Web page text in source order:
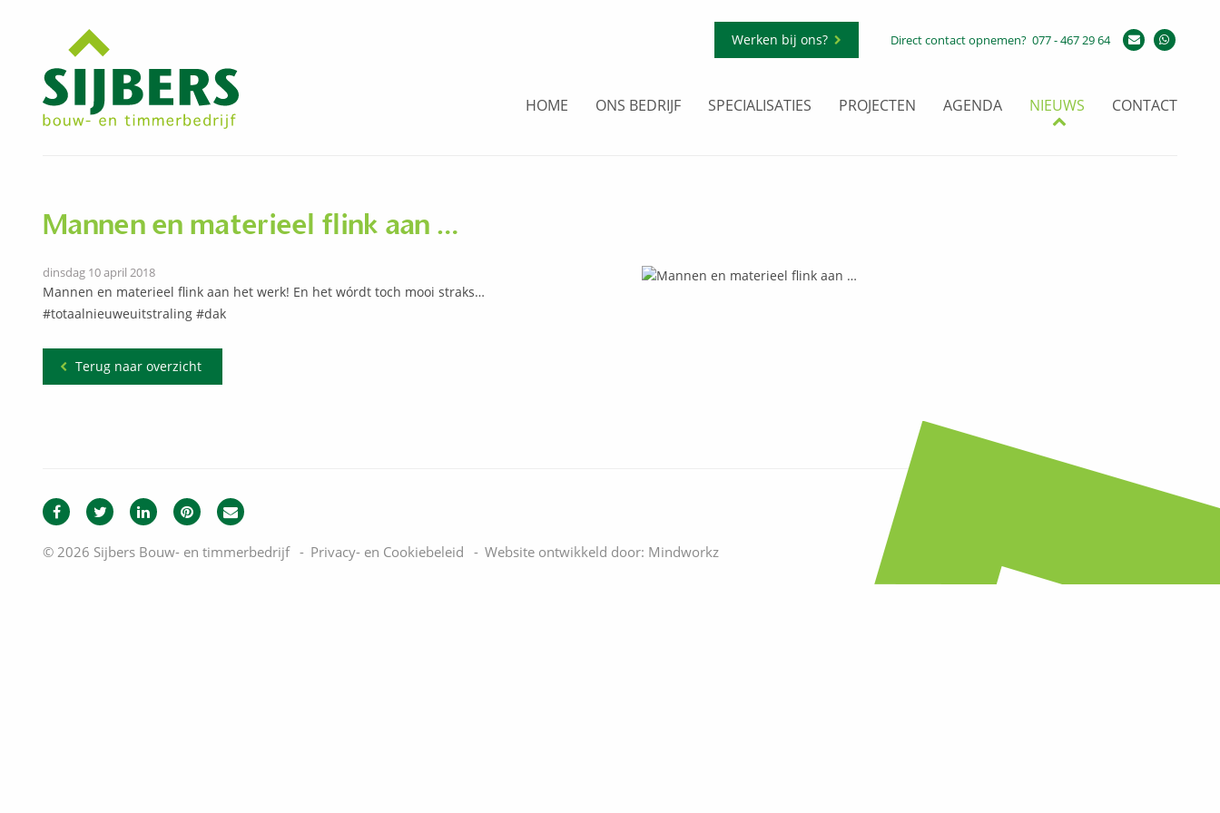
Werken bij ons? Direct contact opnemen? 077 - 467 29 64
HOME ONS BEDRIJF SPECIALISATIES PROJECTEN AGENDA NIEUWS CONTACT
Mannen en materieel flink aan …
dinsdag 10 april 2018
Mannen en materieel flink aan het werk! En het wórdt toch mooi straks…
#totaalnieuweuitstraling #dak
Terug naar overzicht
© 2026 Sijbers Bouw- en timmerbedrijf Privacy- en Cookiebeleid Website ontwikkeld door: Mindworkz